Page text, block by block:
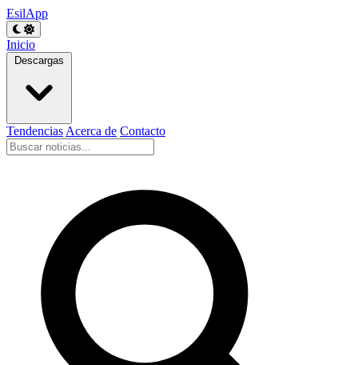
EsilApp
Inicio
Descargas
Tendencias Acerca de Contacto